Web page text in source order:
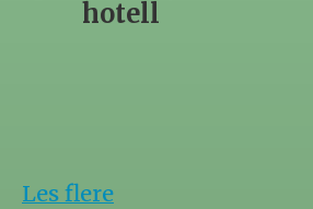
Les flere